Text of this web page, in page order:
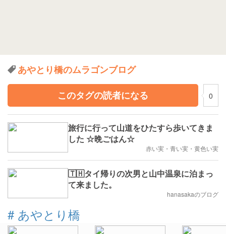
あやとり橋のムラゴンブログ
このタグの読者になる
0
旅行に行って山道をひたすら歩いてきま
した ☆晩ごはん☆
赤い実・青い実・黄色い実
🇹🇭タイ帰りの次男と山中温泉に泊まっ
て来ました。
hanasakaのブログ
# あやとり橋